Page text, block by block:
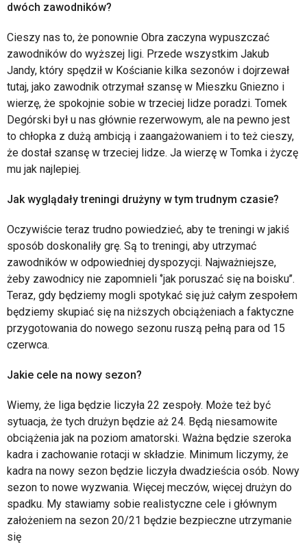
dwóch zawodników?
Cieszy nas to, że ponownie Obra zaczyna wypuszczać
zawodników do wyższej ligi. Przede wszystkim Jakub
Jandy, który spędził w Kościanie kilka sezonów i dojrzewał
tutaj, jako zawodnik otrzymał szansę w Mieszku Gniezno i
wierzę, że spokojnie sobie w trzeciej lidze poradzi. Tomek
Degórski był u nas głównie rezerwowym, ale na pewno jest
to chłopka z dużą ambicją i zaangażowaniem i to też cieszy,
że dostał szansę w trzeciej lidze. Ja wierzę w Tomka i życzę
mu jak najlepiej.
Jak wyglądały treningi drużyny w tym trudnym czasie?
Oczywiście teraz trudno powiedzieć, aby te treningi w jakiś
sposób doskonaliły grę. Są to treningi, aby utrzymać
zawodników w odpowiedniej dyspozycji. Najważniejsze,
żeby zawodnicy nie zapomnieli ‘’jak poruszać się na boisku’’.
Teraz, gdy będziemy mogli spotykać się już całym zespołem
będziemy skupiać się na niższych obciążeniach a faktyczne
przygotowania do nowego sezonu ruszą pełną para od 15
czerwca.
Jakie cele na nowy sezon?
Wiemy, że liga będzie liczyła 22 zespoły. Może też być
sytuacja, że tych drużyn będzie aż 24. Będą niesamowite
obciążenia jak na poziom amatorski. Ważna będzie szeroka
kadra i zachowanie rotacji w składzie. Minimum liczymy, że
kadra na nowy sezon będzie liczyła dwadzieścia osób. Nowy
sezon to nowe wyzwania. Więcej meczów, więcej drużyn do
spadku. My stawiamy sobie realistyczne cele i głównym
założeniem na sezon 20/21 będzie bezpieczne utrzymanie
się